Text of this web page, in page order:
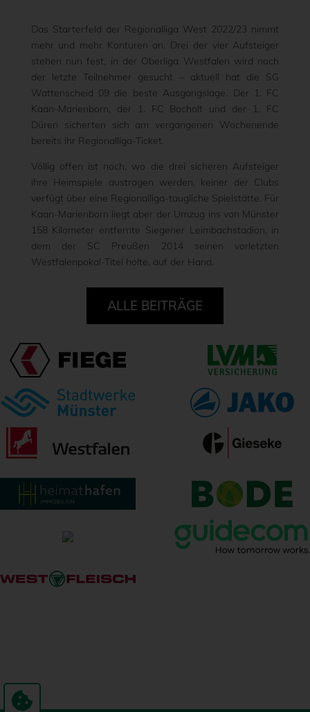
Das Starterfeld der Regionalliga West 2022/23 nimmt
mehr und mehr Konturen an. Drei der vier Aufsteiger
stehen nun fest, in der Oberliga Westfalen wird noch
der letzte Teilnehmer gesucht – aktuell hat die SG
Wattenscheid 09 die beste Ausgangslage. Der 1. FC
Kaan-Marienborn, der 1. FC Bocholt und der 1. FC
Düren sicherten sich am vergangenen Wochenende
bereits ihr Regionalliga-Ticket.
Völlig offen ist noch, wo die drei sicheren Aufsteiger
ihre Heimspiele austragen werden, keiner der Clubs
verfügt über eine Regionalliga-taugliche Spielstätte. Für
Kaan-Marienborn liegt aber der Umzug ins von Münster
158 Kilometer entfernte Siegener Leimbachstadion, in
dem der SC Preußen 2014 seinen vorletzten
Westfalenpokal-Titel holte, auf der Hand.
ALLE BEITRÄGE